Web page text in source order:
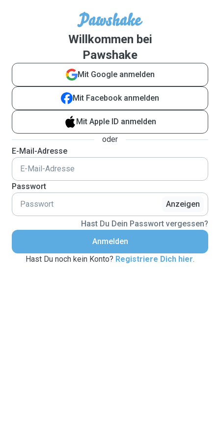
Willkommen bei
Pawshake
Mit Google anmelden
Mit Facebook anmelden
Mit Apple ID anmelden
oder
E-Mail-Adresse
Passwort
Anzeigen
Hast Du Dein Passwort vergessen?
Anmelden
Hast Du noch kein Konto? Registriere Dich hier.